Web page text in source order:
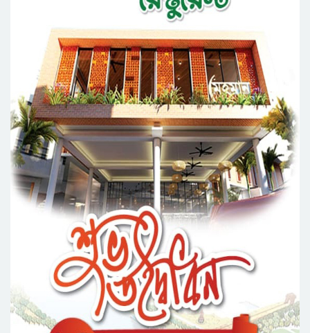
সিলেটে সড়ক দু*র্ঘ*ট*নায় প্রাণ গেল যুবকের
নর্থ ইস্ট ইউনিভার্সিটিতে রচনা ও আবৃত্তি
প্রতিযোগিতার পুরষ্কার বিতরণী অনুষ্ঠিত
সিকৃবি’তে জুলাই গণ-অভ্যুত্থান দিবস উপলক্ষে
বৃক্ষরোপণ কর্মসুচি পালন
রসময় মেমোরিয়াল উচ্চ বিদ্যালয়ের নতুন ভবনের
উদ্বোধন করলেন মন্ত্রী মুক্তাদির
মেট্রোপলিটন ইউনিভার্সিটিতে “পারস্য কবিতা ও বাংলা
কবিতা: যোগাযোগ ও সম্ভাবনা” শীর্ষক সেমিনার
সিলেটের জোড়া ব্রিজের পাশ থেকে আ ট ক ফরহাদ-
বাদশা
‘জুলাই গণঅভ্যুত্থান স্মৃতি জাদুঘর’ উদ্বোধন করলেন
প্রধানমন্ত্রী